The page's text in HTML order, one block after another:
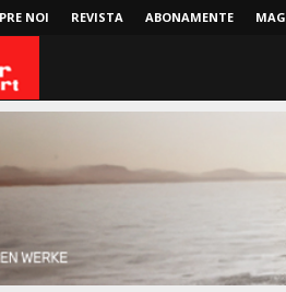
NOI REVISTA ABONAMENTE